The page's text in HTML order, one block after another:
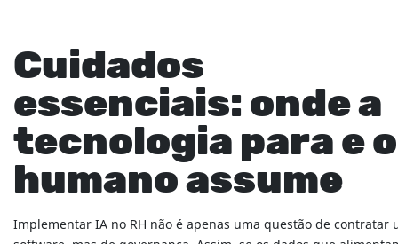
Cuidados
essenciais: onde a
tecnologia para e o
humano assume
Implementar IA no RH não é apenas uma questão de contratar